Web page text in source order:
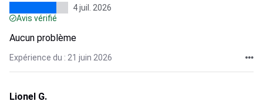
4 juil. 2026
Avis vérifié
Aucun problème
Expérience du : 21 juin 2026
Lionel G.